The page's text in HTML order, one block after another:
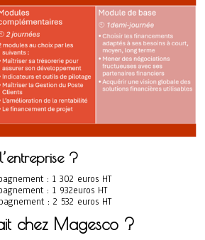
?
: 1 302 euros HT
: 1 932euros HT
: 2 532 euros HT
chez Magesco ?